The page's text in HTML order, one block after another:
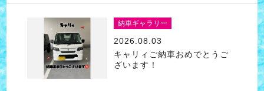
納車ギャラリー
2026.08.03
キャリィご納車おめでとうご
ざいます！